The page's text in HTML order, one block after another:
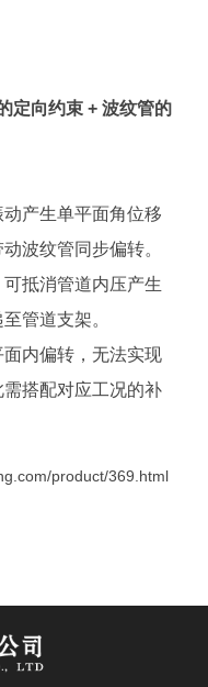
定向约束 + 波纹管的
产生单平面角位移
波纹管同步偏转。
抵消管道内压产生
管道支架。
内偏转，无法实现
搭配对应工况的补
product/369.html